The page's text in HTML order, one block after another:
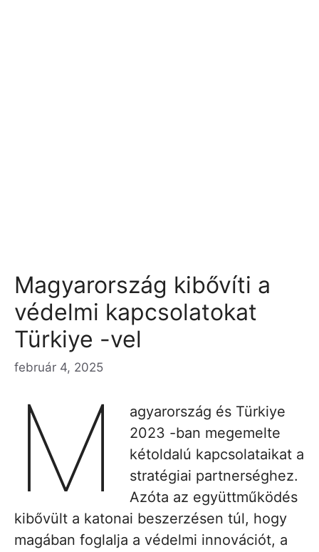
Magyarország kibővíti a
védelmi kapcsolatokat
Türkiye -vel
február 4, 2025
M
agyarország és Türkiye
2023 -ban megemelte
kétoldalú kapcsolataikat a
stratégiai partnerséghez.
Azóta az együttműködés
kibővült a katonai beszerzésen túl, hogy
magában foglalja a védelmi innovációt, a